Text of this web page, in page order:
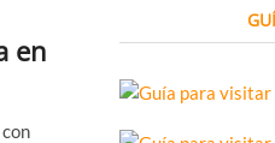
en